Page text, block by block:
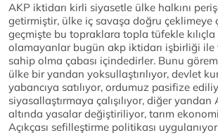
AKP iktidarı kirli siyasetle ülke halkını
getirmiştir, ülke iç savaşa doğru çeklimeye
geçmişte bu topraklara topla tüfekle
olamayanlar bugün akp iktidarı işbirliği ile
sahip olma çabası içindedirler. Bunu
ülke bir yandan yoksullaştırılıyor, devlet
yabancıya satılıyor, ordumuz pasifize
siyasallaştırmaya çalışılıyor, diğer yandan
altında yasalar değiştiriliyor, tarım
Açıkçası sefilleştirme politikası